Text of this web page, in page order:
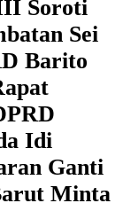
Soroti
Sei
Barito
Idi
Ganti
Minta